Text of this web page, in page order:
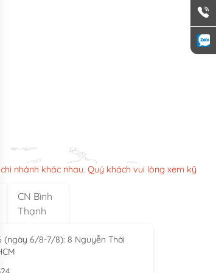
nhánh khác nhau. Quý khách vui lòng xem kỹ
CN Bình
Thạnh
(ngày 6/8-7/8): 8 Nguyễn Thời